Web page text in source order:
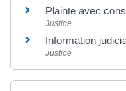
Plainte avec
Justice
Information
Justice